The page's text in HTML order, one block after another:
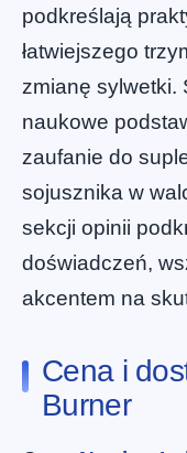
podkreślają
łatwiejszego
zmianę sylwetki.
naukowe
zaufanie do
sojusznika w
sekcji opinii
doświadczeń,
akcentem na
Cena i
Burner